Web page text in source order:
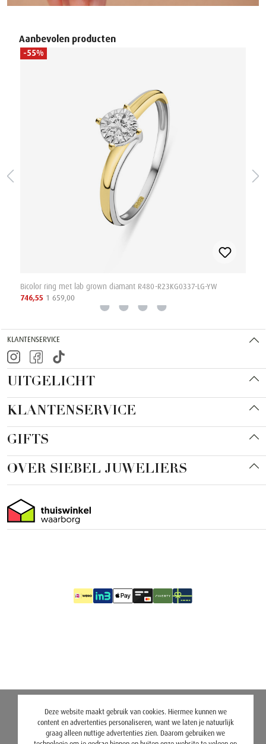
Productgalerij overslaan
Aanbevolen producten
-55%
Bicolor ring met lab grown diamant R480-R23KG0337-LG-YW
746,55 1 659,00
KLANTENSERVICE
UITGELICHT
KLANTENSERVICE
GIFTS
OVER SIEBEL JUWELIERS
Deze website maakt gebruik van cookies. Hiermee kunnen we
content en advertenties personaliseren, want we laten je natuurlijk
graag alleen nuttige advertenties zien. Daarom gebruiken we